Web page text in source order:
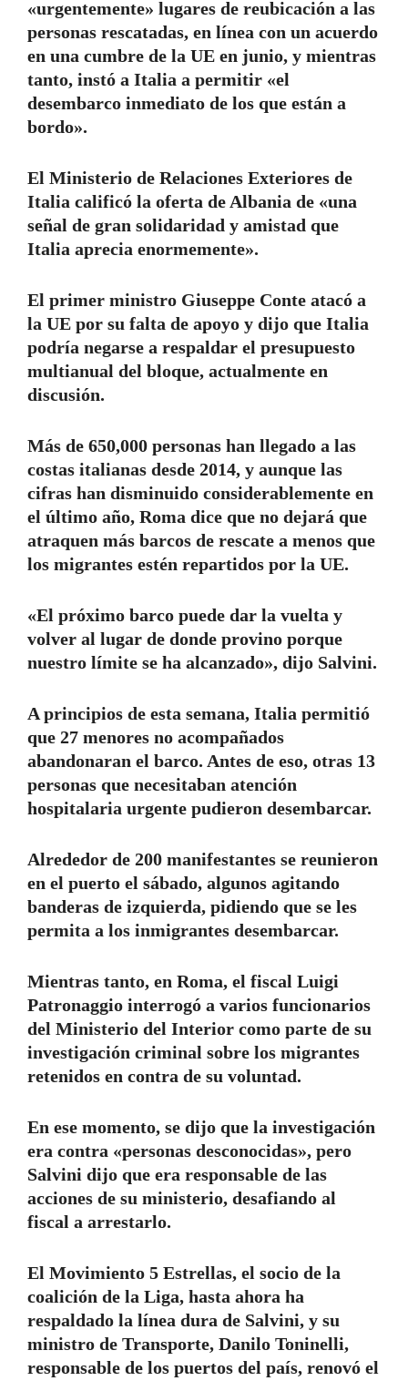
«urgentemente» lugares de reubicación a las
personas rescatadas, en línea con un acuerdo
en una cumbre de la UE en junio, y mientras
tanto, instó a Italia a permitir «el
desembarco inmediato de los que están a
bordo».
El Ministerio de Relaciones Exteriores de
Italia calificó la oferta de Albania de «una
señal de gran solidaridad y amistad que
Italia aprecia enormemente».
El primer ministro Giuseppe Conte atacó a
la UE por su falta de apoyo y dijo que Italia
podría negarse a respaldar el presupuesto
multianual del bloque, actualmente en
discusión.
Más de 650,000 personas han llegado a las
costas italianas desde 2014, y aunque las
cifras han disminuido considerablemente en
el último año, Roma dice que no dejará que
atraquen más barcos de rescate a menos que
los migrantes estén repartidos por la UE.
«El próximo barco puede dar la vuelta y
volver al lugar de donde provino porque
nuestro límite se ha alcanzado», dijo Salvini.
A principios de esta semana, Italia permitió
que 27 menores no acompañados
abandonaran el barco. Antes de eso, otras 13
personas que necesitaban atención
hospitalaria urgente pudieron desembarcar.
Alrededor de 200 manifestantes se reunieron
en el puerto el sábado, algunos agitando
banderas de izquierda, pidiendo que se les
permita a los inmigrantes desembarcar.
Mientras tanto, en Roma, el fiscal Luigi
Patronaggio interrogó a varios funcionarios
del Ministerio del Interior como parte de su
investigación criminal sobre los migrantes
retenidos en contra de su voluntad.
En ese momento, se dijo que la investigación
era contra «personas desconocidas», pero
Salvini dijo que era responsable de las
acciones de su ministerio, desafiando al
fiscal a arrestarlo.
El Movimiento 5 Estrellas, el socio de la
coalición de la Liga, hasta ahora ha
respaldado la línea dura de Salvini, y su
ministro de Transporte, Danilo Toninelli,
responsable de los puertos del país, renovó el